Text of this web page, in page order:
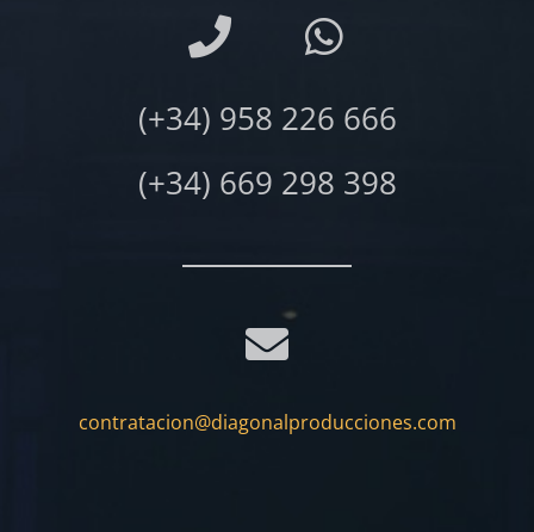
(+34) 958 226 666
(+34) 669 298 398
contratacion@diagonalproducciones.com